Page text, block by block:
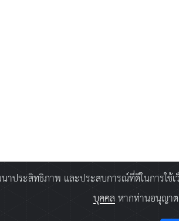
นาประสิทธิภาพ และประสบการณ์ที่ดีในการใ
บุคคลหากท่านอนุญา